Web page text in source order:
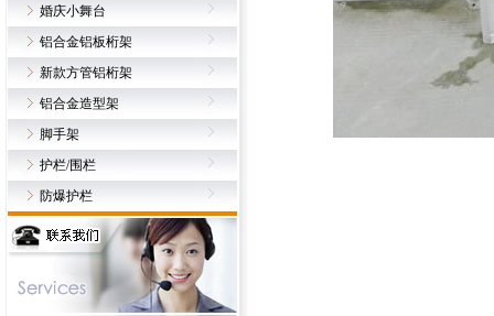
婚庆小舞台
铝合金铝板桁架
新款方管铝桁架
铝合金造型架
脚手架
护栏/围栏
防爆护栏